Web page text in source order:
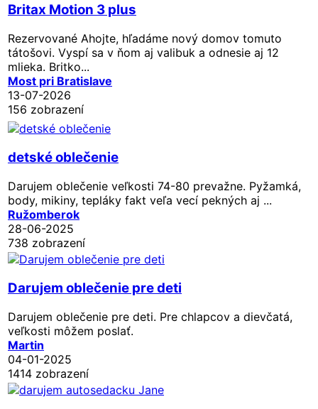
Britax Motion 3 plus
Rezervované Ahojte, hľadáme nový domov tomuto
tátošovi. Vyspí sa v ňom aj valibuk a odnesie aj 12
mlieka. Britko...
Most pri Bratislave
13-07-2026
156 zobrazení
detské oblečenie
Darujem oblečenie veľkosti 74-80 prevažne. Pyžamká,
body, mikiny, tepláky fakt veľa vecí pekných aj ...
Ružomberok
28-06-2025
738 zobrazení
Darujem oblečenie pre deti
Darujem oblečenie pre deti. Pre chlapcov a dievčatá,
veľkosti môžem poslať.
Martin
04-01-2025
1414 zobrazení